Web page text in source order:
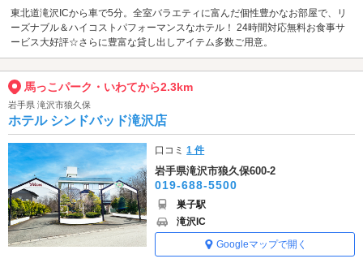
東北道滝沢ICから車で5分。全室バラエティに富んだ個性豊かなお部屋で、リ
ーズナブル＆ハイコストパフォーマンスなホテル！ 24時間対応無料お食事サ
ービス大好評☆さらに豊富な貸し出しアイテム多数ご用意。
馬っこパーク・いわてから2.3km
岩手県 滝沢市狼久保
ホテル シンドバッド滝沢店
口コミ1 件
岩手県滝沢市狼久保600-2
019-688-5500
巣子駅
滝沢IC
Googleマップで開く